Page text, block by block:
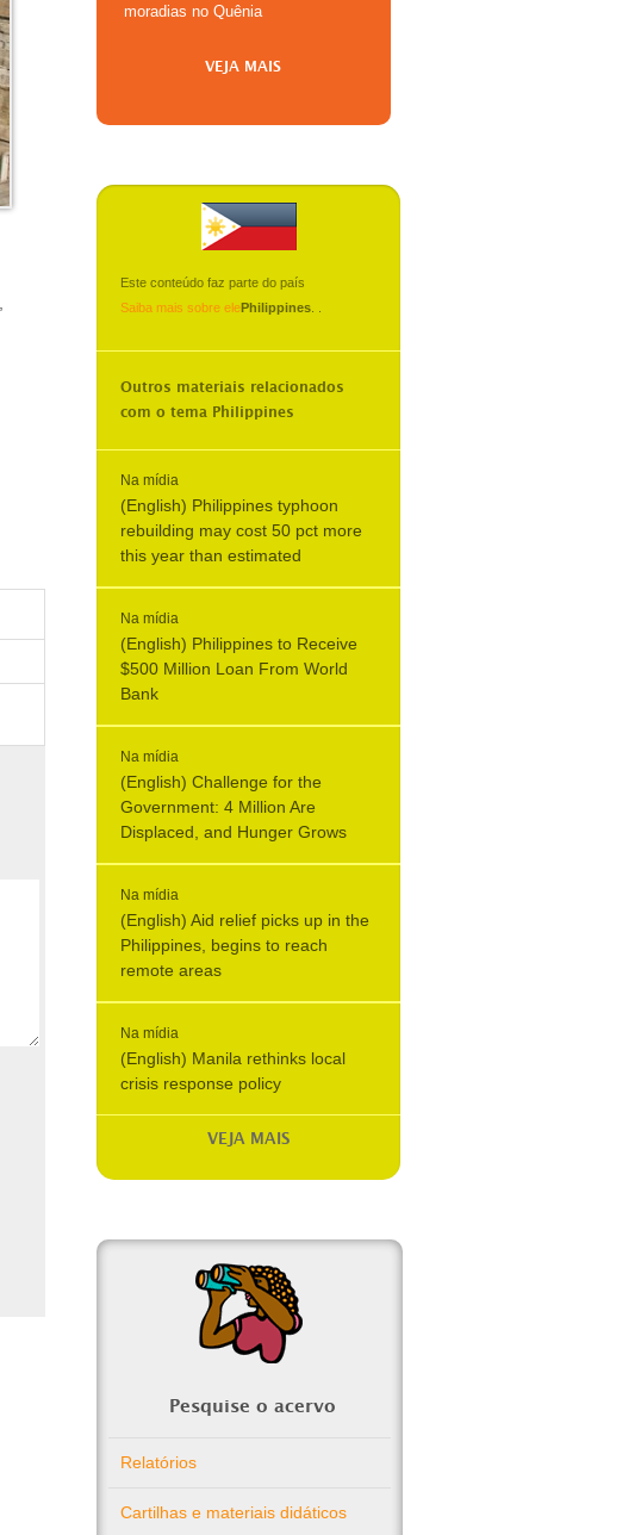
moradias no Quênia
VEJA MAIS
Este conteúdo faz parte do país
Philippines
Saiba mais sobre ele
Outros materiais relacionados
com o tema
Philippines
Na mídia
(English) Philippines typhoon
rebuilding may cost 50 pct more
this year than estimated
Na mídia
(English) Philippines to Receive
$500 Million Loan From World
Bank
Na mídia
(English) Challenge for the
Government: 4 Million Are
Displaced, and Hunger Grows
Na mídia
(English) Aid relief picks up in the
Philippines, begins to reach
remote areas
Na mídia
(English) Manila rethinks local
crisis response policy
VEJA MAIS
Pesquise o acervo
Relatórios
Cartilhas e materiais didáticos